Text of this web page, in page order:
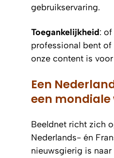
gebruikservaring.
Toegankelijkheid:
professional bent of
onze content is
Een
een mondiale
Beeldnet richt zich
Nederlands- én
nieuwsgierig is